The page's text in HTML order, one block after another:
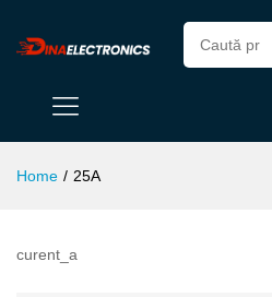
Home / 25A
curent_a